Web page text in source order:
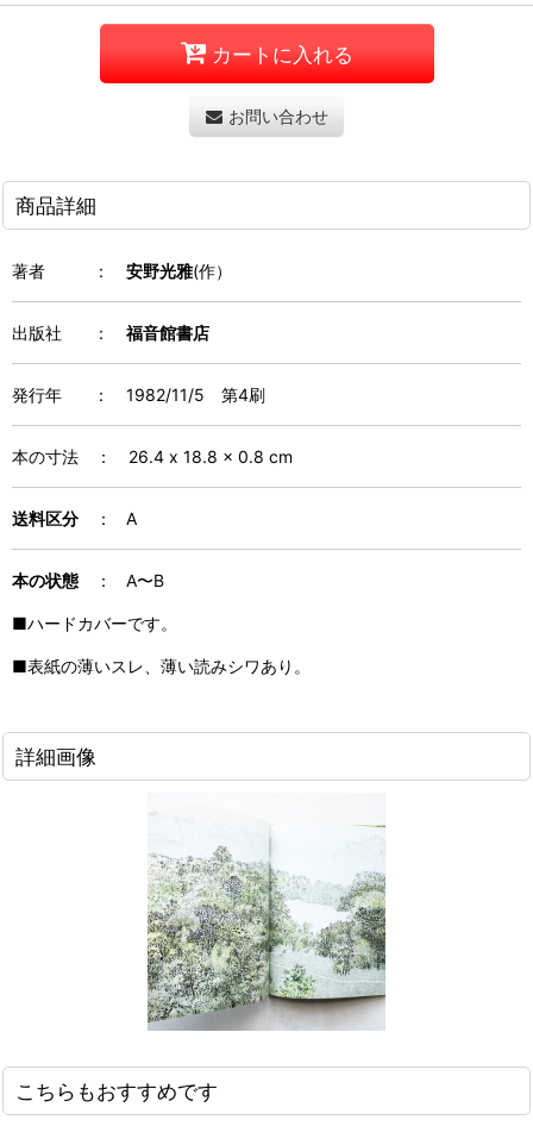
カートに入れる
お問い合わせ
商品詳細
著者 ： 安野光雅(作）
出版社 ： 福音館書店
発行年 ： 1982/11/5 第4刷
本の寸法 ： 26.4 x 18.8 x 0.8 cm
送料区分 ： A
本の状態 ： A〜B
■ハードカバーです。
■表紙の薄いスレ、薄い読みシワあり。
詳細画像
こちらもおすすめです